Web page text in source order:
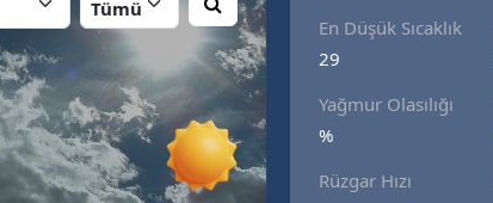
Antalya
En Düşük Sıcaklık
29
Yağmur Olasılığı
%
Rüzgar Hızı